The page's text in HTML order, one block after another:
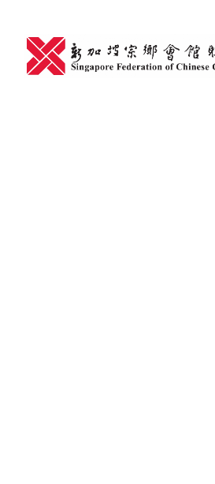
content